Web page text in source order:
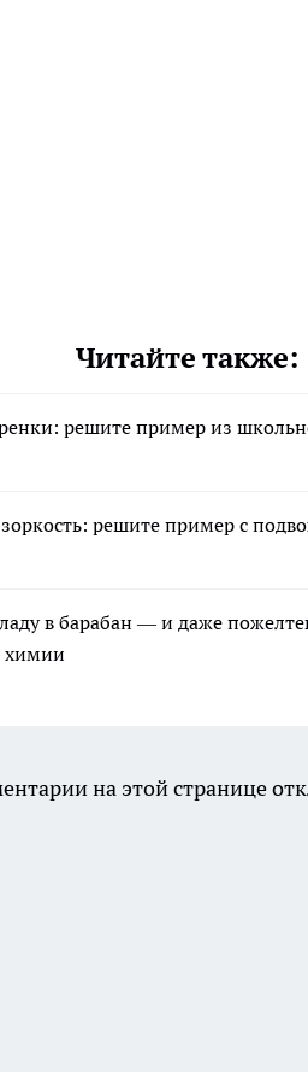
Читайте также:
решите пример из
решите пример с
в барабан — и даже
химии
на этой странице